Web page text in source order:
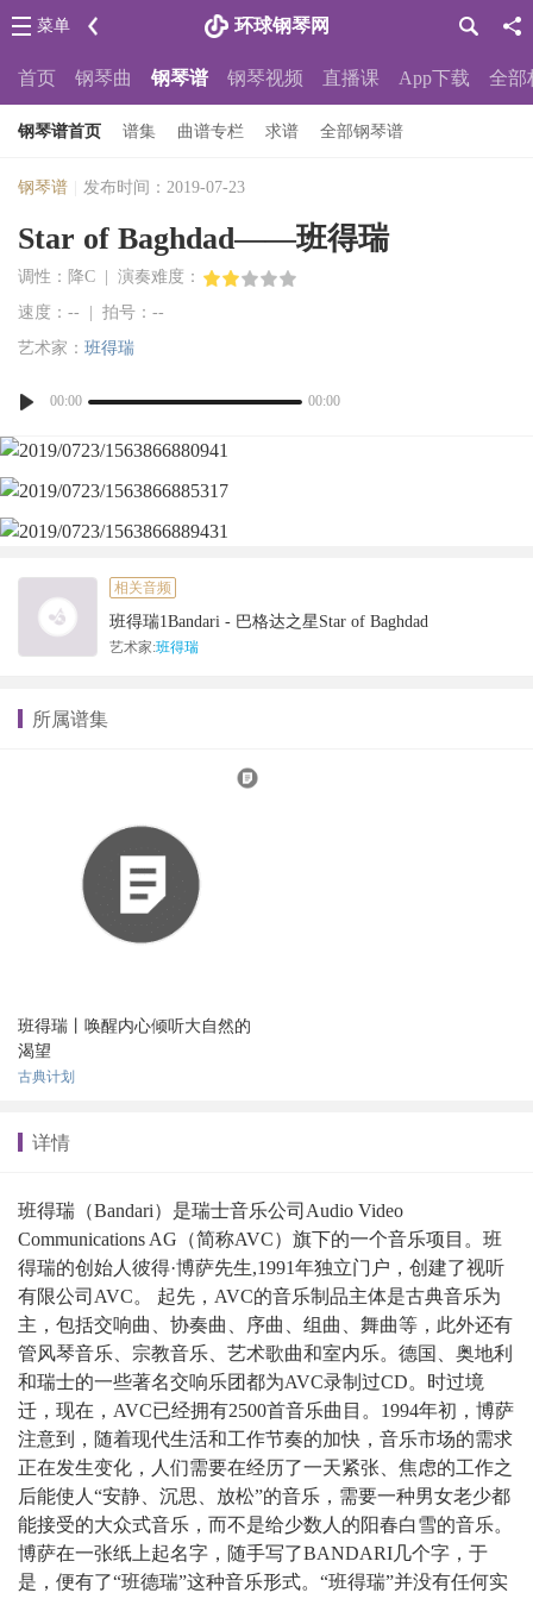
环球钢琴网
菜单
首页 钢琴曲 钢琴谱 钢琴视频 直播课 App下载 全部
钢琴谱首页 谱集 曲谱专栏 求谱 全部钢琴谱
钢琴谱 发布时间：2019-07-23
Star of Baghdad——班得瑞
调性：降C | 演奏难度：
速度：-- | 拍号：--
艺术家： 班得瑞
00:00 00:00
相关音频
班得瑞1Bandari - 巴格达之星Star of Baghdad
艺术家:班得瑞
所属谱集
班得瑞丨唤醒内心倾听大自然的
渴望
古典计划
详情
班得瑞（Bandari）是瑞士音乐公司Audio Video
Communications AG（简称AVC）旗下的一个音乐项目。班
得瑞的创始人彼得·博萨先生,1991年独立门户，创建了视听
有限公司AVC。 起先，AVC的音乐制品主体是古典音乐为
主，包括交响曲、协奏曲、序曲、组曲、舞曲等，此外还有
管风琴音乐、宗教音乐、艺术歌曲和室内乐。德国、奥地利
和瑞士的一些著名交响乐团都为AVC录制过CD。时过境
迁，现在，AVC已经拥有2500首音乐曲目。1994年初，博萨
注意到，随着现代生活和工作节奏的加快，音乐市场的需求
正在发生变化，人们需要在经历了一天紧张、焦虑的工作之
后能使人“安静、沉思、放松”的音乐，需要一种男女老少都
能接受的大众式音乐，而不是给少数人的阳春白雪的音乐。
博萨在一张纸上起名字，随手写了BANDARI几个字，于
是，便有了“班德瑞”这种音乐形式。“班得瑞”并没有任何实